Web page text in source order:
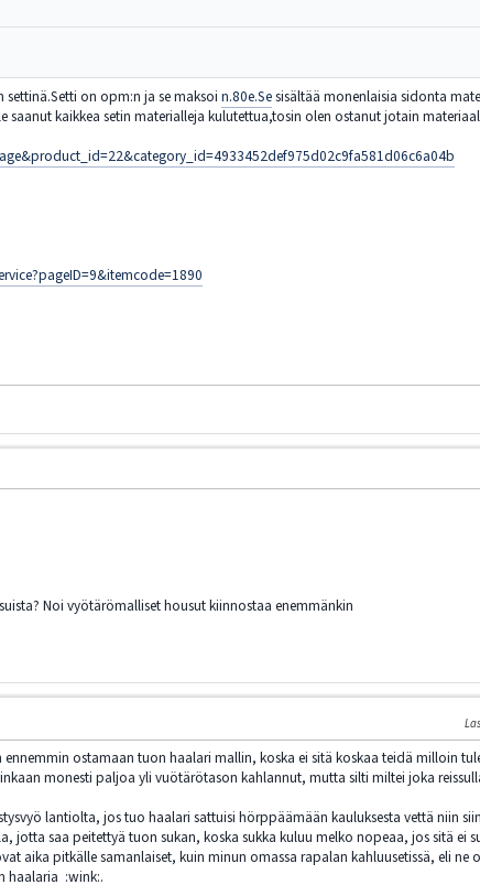
settinä.Setti on opm:n ja se maksoin.80e.Sesisältää monenlaisia sidonta
kaikkea setin materialleja kulutettua,tosin olen ostanut jotain
Noi vyötärömalliset housut kiinnostaa enemmänkin
ostamaan tuon haalari mallin, koska ei sitä koskaa teidä milloin
monesti paljoa yli vuötärötason kahlannut, mutta silti miltei joka
lantiolta, jos tuo haalari sattuisi hörppäämään kauluksesta vettä niin
saa peitettyä tuon sukan, koska sukka kuluu melko nopeaa, jos sitä ei
aika pitkälle samanlaiset, kuin minun omassa rapalan kahluusetissä, eli ne
haalaria :wink:.